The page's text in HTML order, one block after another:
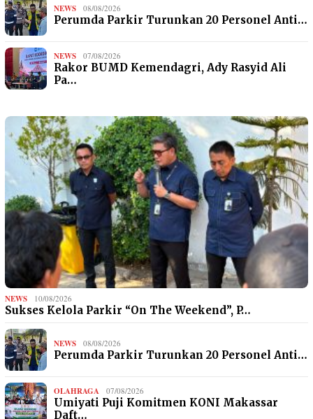
NEWS 08/08/2026
Perumda Parkir Turunkan 20 Personel Anti…
NEWS 07/08/2026
Rakor BUMD Kemendagri, Ady Rasyid Ali
Pa…
NEWS 10/08/2026
Sukses Kelola Parkir “On The Weekend”, P…
NEWS 08/08/2026
Perumda Parkir Turunkan 20 Personel Anti…
OLAHRAGA 07/08/2026
Umiyati Puji Komitmen KONI Makassar
Daft…